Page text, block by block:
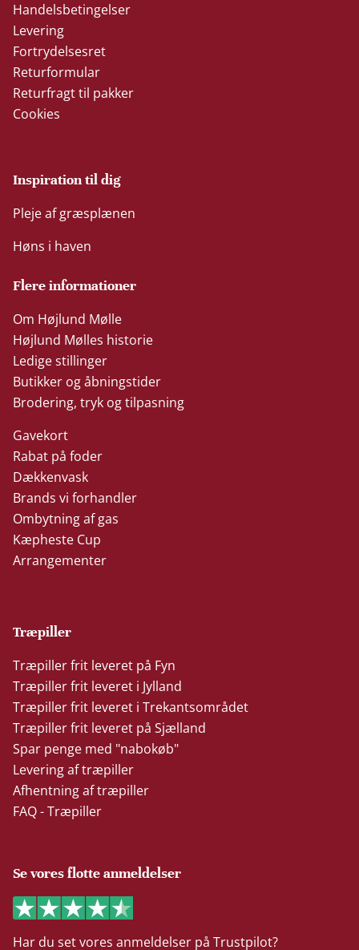
Handelsbetingelser
Levering
Fortrydelsesret
Returformular
Returfragt til pakker
Cookies
Inspiration til dig
Pleje af græsplænen
Høns i haven
Flere informationer
Om Højlund Mølle
Højlund Mølles historie
Ledige stillinger
Butikker og åbningstider
Brodering, tryk og tilpasning
Gavekort
Rabat på foder
Dækkenvask
Brands vi forhandler
Ombytning af gas
Kæpheste Cup
Arrangementer
Træpiller
Træpiller frit leveret på Fyn
Træpiller frit leveret i Jylland
Træpiller frit leveret i Trekantsområdet
Træpiller frit leveret på Sjælland
Spar penge med "nabokøb"
Levering af træpiller
Afhentning af træpiller
FAQ - Træpiller
Se vores flotte anmeldelser
Har du set vores anmeldelser på Trustpilot?